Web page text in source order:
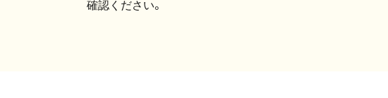
確認ください。